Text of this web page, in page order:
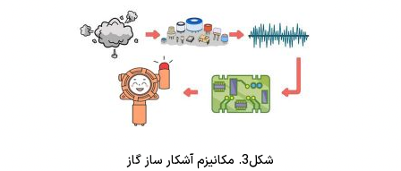
شکل3. مکانیزم آشکار ساز گاز